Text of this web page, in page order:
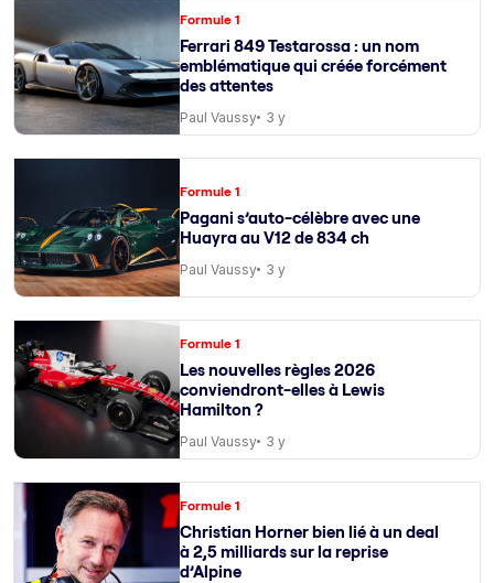
Formule 1
Ferrari 849 Testarossa : un nom
emblématique qui créée forcément
des attentes
Paul Vaussy 3 y
Formule 1
Pagani s’auto-célèbre avec une
Huayra au V12 de 834 ch
Paul Vaussy 3 y
Formule 1
Les nouvelles règles 2026
conviendront-elles à Lewis
Hamilton ?
Paul Vaussy 3 y
Formule 1
Christian Horner bien lié à un deal
à 2,5 milliards sur la reprise
d’Alpine